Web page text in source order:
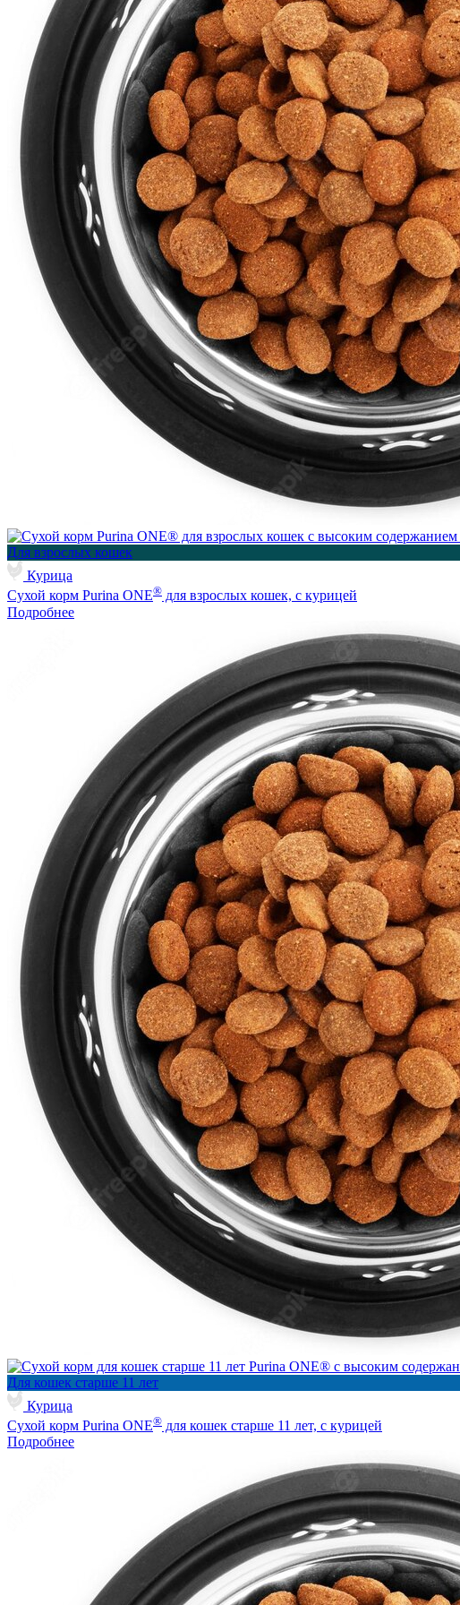
Для взрослых кошек
Курица
Сухой корм Purina ONE® для взрослых кошек, с курицей
Подробнее
Для кошек старше 11 лет
Курица
Сухой корм Purina ONE® для кошек старше 11 лет, с курицей
Подробнее